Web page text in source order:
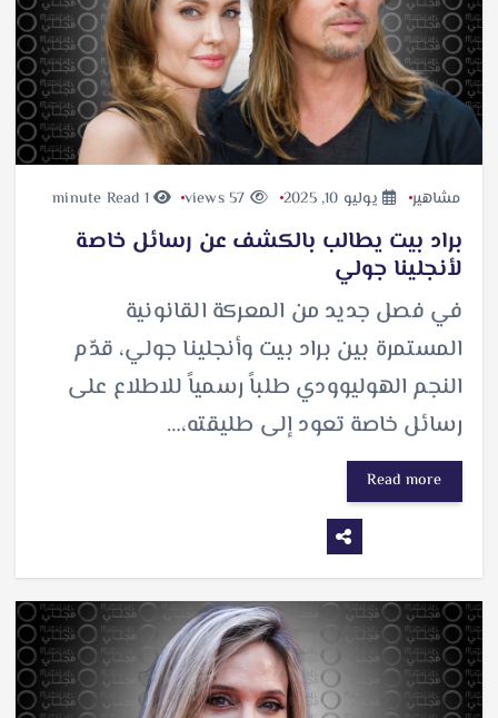
مشاهير يوليو 10, 2025 1 minute Read
براد بيت يطالب بالكشف عن رسائل خاصة
لأنجلينا جولي
في فصل جديد من المعركة القانونية
المستمرة بين براد بيت وأنجلينا جولي، قدّم
النجم الهوليوودي طلباً رسمياً للاطلاع على
رسائل خاصة تعود إلى طليقته،…
Read more